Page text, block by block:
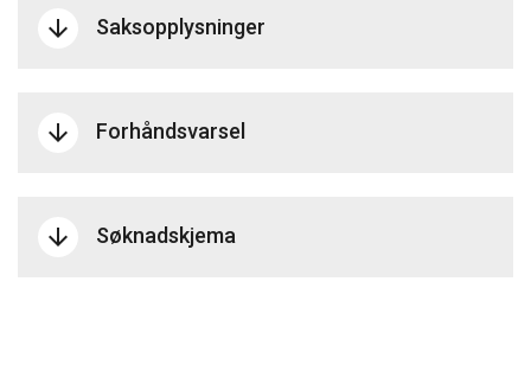
arrow_downward Saksopplysninger
arrow_downward Forhåndsvarsel
arrow_downward Søknadskjema